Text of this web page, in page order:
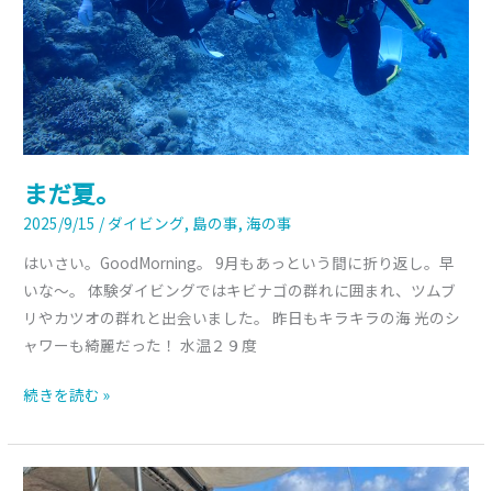
まだ夏。
2025/9/15 / ダイビング, 島の事,海の事
はいさい。GoodMorning。 9月もあっという間に折り返し。早
いな～。 体験ダイビングではキビナゴの群れに囲まれ、ツムブ
リやカツオの群れと出会いました。 昨日もキラキラの海 光のシ
ャワーも綺麗だった！ 水温２９度
続きを読む »
連